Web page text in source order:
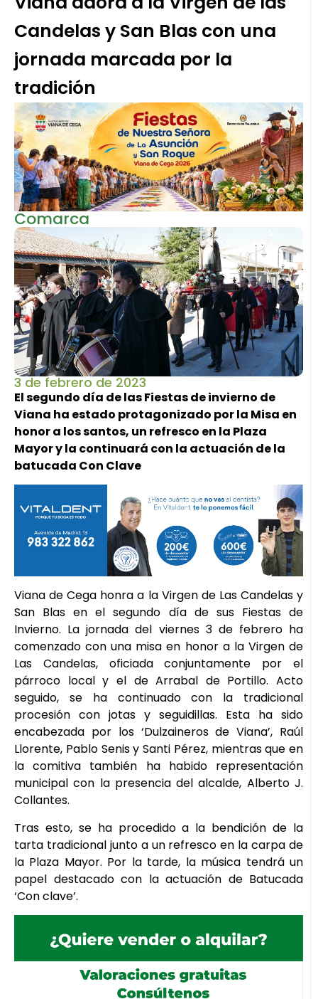
Candelas y San Blas con una
jornada marcada por la
tradición
Comarca
3 de febrero de 2023
El segundo día de las Fiestas de invierno de
Viana ha estado protagonizado por la Misa en
honor a los santos, un refresco en la Plaza
Mayor y la continuará con la actuación de la
batucada Con Clave
Viana de Cega honra a la Virgen de Las Candelas y
San Blas en el segundo día de sus Fiestas de
Invierno. La jornada del viernes 3 de febrero ha
comenzado con una misa en honor a la Virgen de
Las Candelas, oficiada conjuntamente por el
párroco local y el de Arrabal de Portillo. Acto
seguido, se ha continuado con la tradicional
procesión con jotas y seguidillas. Esta ha sido
encabezada por los ‘Dulzaineros de Viana’, Raúl
Llorente, Pablo Senis y Santi Pérez, mientras que en
la comitiva también ha habido representación
municipal con la presencia del alcalde, Alberto J.
Collantes.
Tras esto, se ha procedido a la bendición de la
tarta tradicional junto a un refresco en la carpa de
la Plaza Mayor. Por la tarde, la música tendrá un
papel destacado con la actuación de Batucada
‘Con clave’.